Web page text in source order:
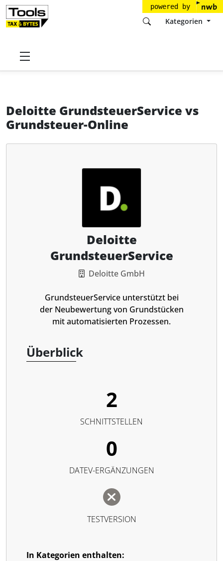
powered by
Kategorien
Startseite
Deloitte GrundsteuerService vs
Grundsteuer-Online
Deloitte
GrundsteuerService
Deloitte GmbH
GrundsteuerService unterstützt bei
der Neubewertung von Grundstücken
mit automatisierten Prozessen.
Überblick
2
SCHNITTSTELLEN
0
DATEV-ERGÄNZUNGEN
TESTVERSION
In Kategorien enthalten: